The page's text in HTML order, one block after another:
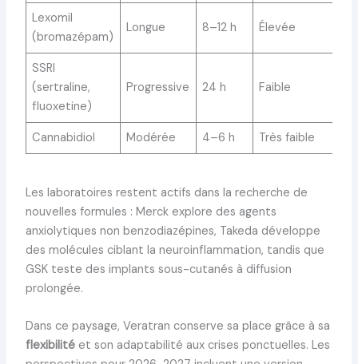
Lexomil
(bromazépam)
Longue 8–12 h Élevée
SSRI
(sertraline,
fluoxetine)
Progressive 24 h Faible
Cannabidiol Modérée 4–6 h Très faible
Les laboratoires restent actifs dans la recherche de
nouvelles formules : Merck explore des agents
anxiolytiques non benzodiazépines, Takeda développe
des molécules ciblant la neuroinflammation, tandis que
GSK teste des implants sous-cutanés à diffusion
prolongée.
Dans ce paysage, Veratran conserve sa place grâce à sa
flexibilitéet son adaptabilité aux crises ponctuelles. Les